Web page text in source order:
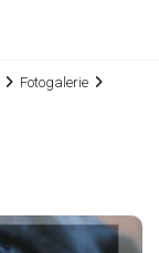
Fotogalerie